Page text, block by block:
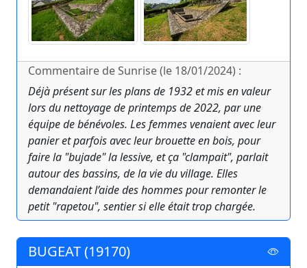
Commentaire de Sunrise (le 18/01/2024) :
Déjà présent sur les plans de 1932 et mis en valeur
lors du nettoyage de printemps de 2022, par une
équipe de bénévoles. Les femmes venaient avec leur
panier et parfois avec leur brouette en bois, pour
faire la "bujade" la lessive, et ça "clampait", parlait
autour des bassins, de la vie du village. Elles
demandaient l’aide des hommes pour remonter le
petit "rapetou", sentier si elle était trop chargée.
BUGEAT (19170)